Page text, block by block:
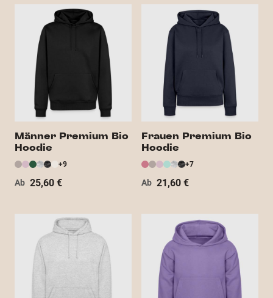
Männer Premium Bio
Hoodie
+9
Ab 25,60 €
Frauen Premium Bio
Hoodie
+7
Ab 21,60 €